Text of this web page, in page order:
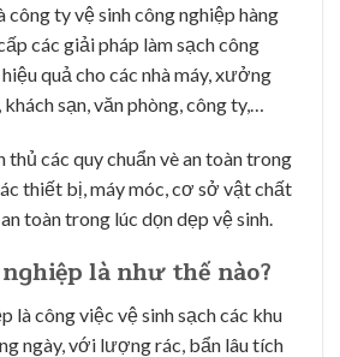
công ty vệ sinh công nghiệp hàng
các giải pháp làm sạch công
quả cho các nhà máy, xưởng
sạn, văn phòng, công ty,…
thủ các quy chuẩn vè an toàn trong
thiết bị, máy móc, cơ sở vật chất
toàn trong lúc dọn dẹp vệ sinh.
là như thế nào?
là công việc vệ sinh sạch các khu
ngày, với lượng rác, bẩn lâu tích